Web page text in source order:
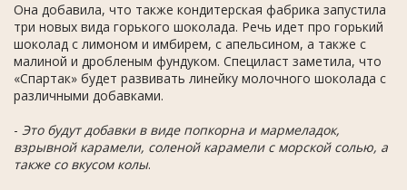
Она добавила, что также кондитерская фабрика запустила
три новых вида горького шоколада. Речь идет про горький
шоколад с лимоном и имбирем, с апельсином, а также с
малиной и дробленым фундуком. Специласт заметила, что
«Спартак» будет развивать линейку молочного шоколада с
различными добавками.
- Это будут добавки в виде попкорна и мармеладок,
взрывной карамели, соленой карамели с морской солью, а
также со вкусом колы.